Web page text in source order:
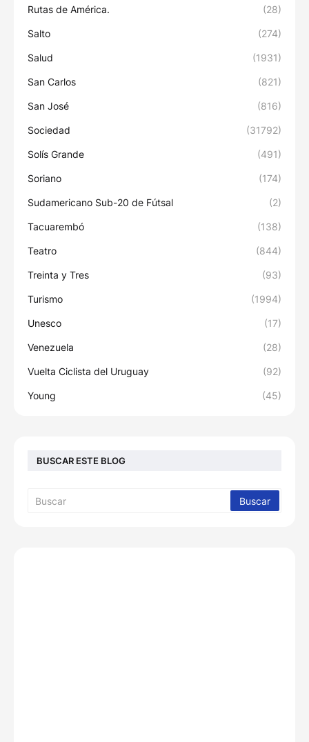
Rutas de América. (28)
Salto (274)
Salud (1931)
San Carlos (821)
San José (816)
Sociedad (31792)
Solís Grande (491)
Soriano (174)
Sudamericano Sub-20 de Fútsal (2)
Tacuarembó (138)
Teatro (844)
Treinta y Tres (93)
Turismo (1994)
Unesco (17)
Venezuela (28)
Vuelta Ciclista del Uruguay (92)
Young (45)
BUSCAR ESTE BLOG